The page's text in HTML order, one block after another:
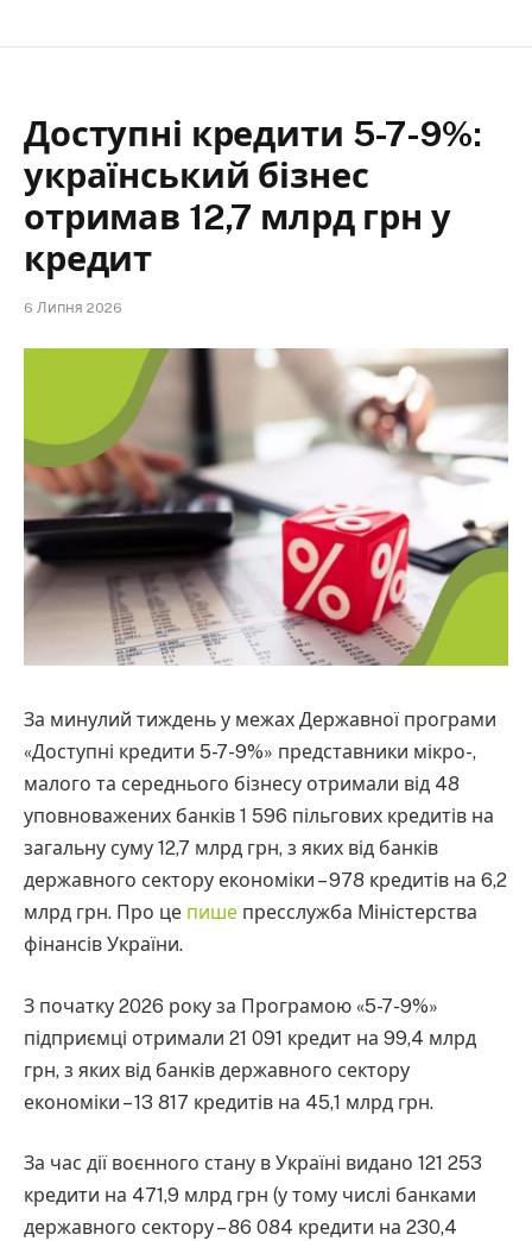
Доступні кредити 5-7-9%:
український бізнес
отримав 12,7 млрд грн у
кредит
6 Липня 2026
За минулий тиждень у межах Державної програми
«Доступні кредити 5-7-9%» представники мікро-,
малого та середнього бізнесу отримали від 48
уповноважених банків 1 596 пільгових кредитів на
загальну суму 12,7 млрд грн, з яких від банків
державного сектору економіки – 978 кредитів на 6,2
млрд грн. Про це пише пресслужба Міністерства
фінансів України.
З початку 2026 року за Програмою «5-7-9%»
підприємці отримали 21 091 кредит на 99,4 млрд
грн, з яких від банків державного сектору
економіки – 13 817 кредитів на 45,1 млрд грн.
За час дії воєнного стану в Україні видано 121 253
кредити на 471,9 млрд грн (у тому числі банками
державного сектору – 86 084 кредити на 230,4